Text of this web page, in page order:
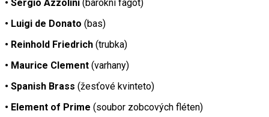
• Sergio Azzolini (barokní fagot)
• Luigi de Donato (bas)
• Reinhold Friedrich (trubka)
• Maurice Clement (varhany)
• Spanish Brass (žesťové kvinteto)
• Element of Prime (soubor zobcových fléten)